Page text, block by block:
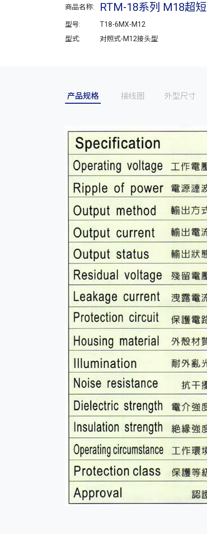
商品名称: RTM-18系列 M18超
型号:
T18-6MX-M12
型式:
对照式-M12接头型
产品规格 接线图 外型尺寸